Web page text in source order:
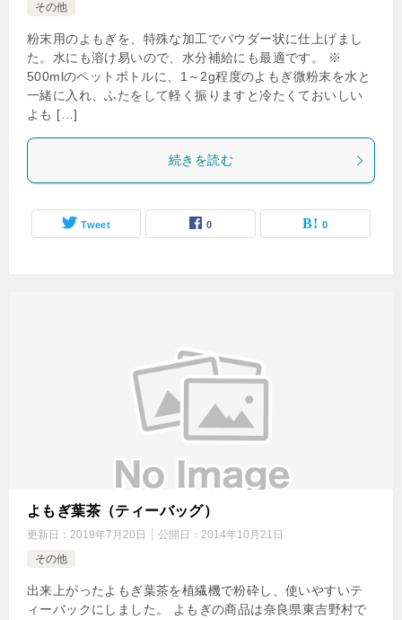
その他
粉末用のよもぎを、特殊な加工でパウダー状に仕上げまし
た。水にも溶け易いので、水分補給にも最適です。 ※
500mlのペットボトルに、1～2g程度のよもぎ微粉末を水と
一緒に入れ、ふたをして軽く振りますと冷たくておいしい
よも […]
続きを読む
Tweet 0 0
よもぎ葉茶（ティーバッグ）
更新日： 2019年7月20日 公開日： 2014年10月21日
その他
出来上がったよもぎ葉茶を植繊機で粉砕し、使いやすいテ
ィーバックにしました。 よもぎの商品は奈良県東吉野村で